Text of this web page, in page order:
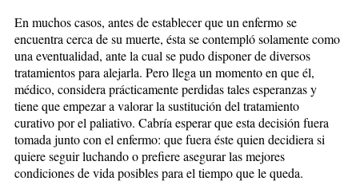
En muchos casos, antes de establecer que un enfermo se
encuentra cerca de su muerte, ésta se contempló solamente como
una eventualidad, ante la cual se pudo disponer de diversos
tratamientos para alejarla. Pero llega un momento en que él,
médico, considera prácticamente perdidas tales esperanzas y
tiene que empezar a valorar la sustitución del tratamiento
curativo por el paliativo. Cabría esperar que esta decisión fuera
tomada junto con el enfermo: que fuera éste quien decidiera si
quiere seguir luchando o prefiere asegurar las mejores
condiciones de vida posibles para el tiempo que le queda.